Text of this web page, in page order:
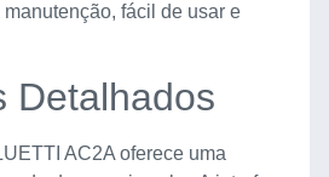
manutenção, fácil de usar e
Detalhados
AC2A oferece uma